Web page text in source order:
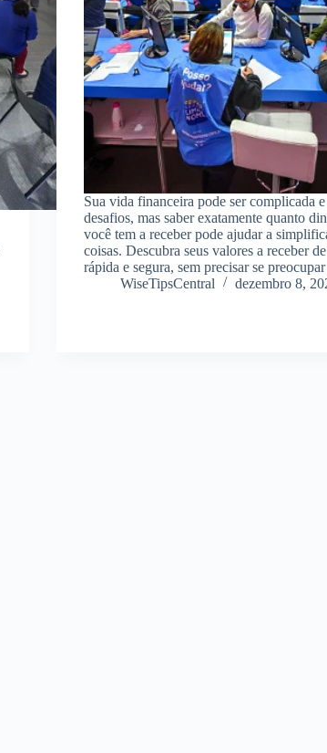
Sua vida financeira pode ser complicada
desafios, mas saber exatamente quanto
você tem a receber pode ajudar a
coisas. Descubra seus valores a receber
rápida e segura, sem precisar se
WiseTipsCentral
dezembro 8,